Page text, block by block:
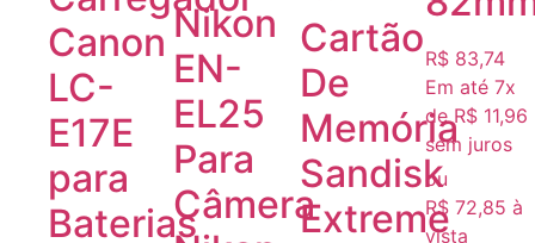
Canon
LC-
E17E
para
Baterias
Nikon
EN-
EL25
Para
Câmera
Cartão
De
Memória
Sandisk
Extreme
R$ 83,74
Em até 7x
deR$ 11,96
sem juros
ou
R$ 72,85 à
vista